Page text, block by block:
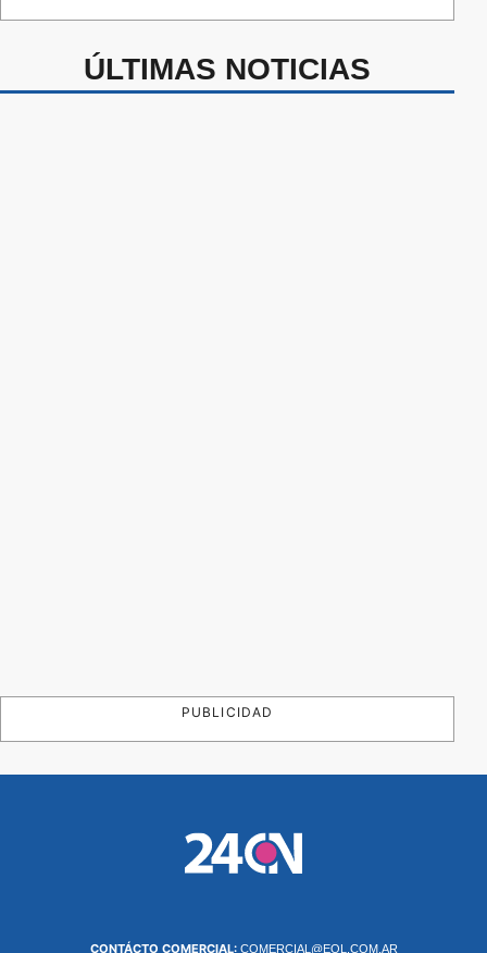
ÚLTIMAS NOTICIAS
PUBLICIDAD
CONTÁCTO COMERCIAL: COMERCIAL@EOL.COM.AR